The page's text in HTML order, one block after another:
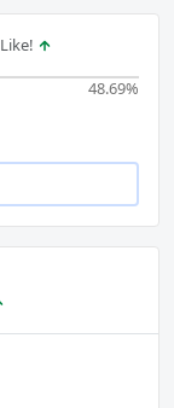
48.69%